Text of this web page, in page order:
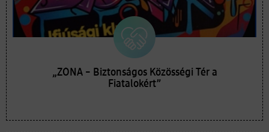
„ZÓNA – Biztonságos Közösségi Tér a
Fiatalokért”